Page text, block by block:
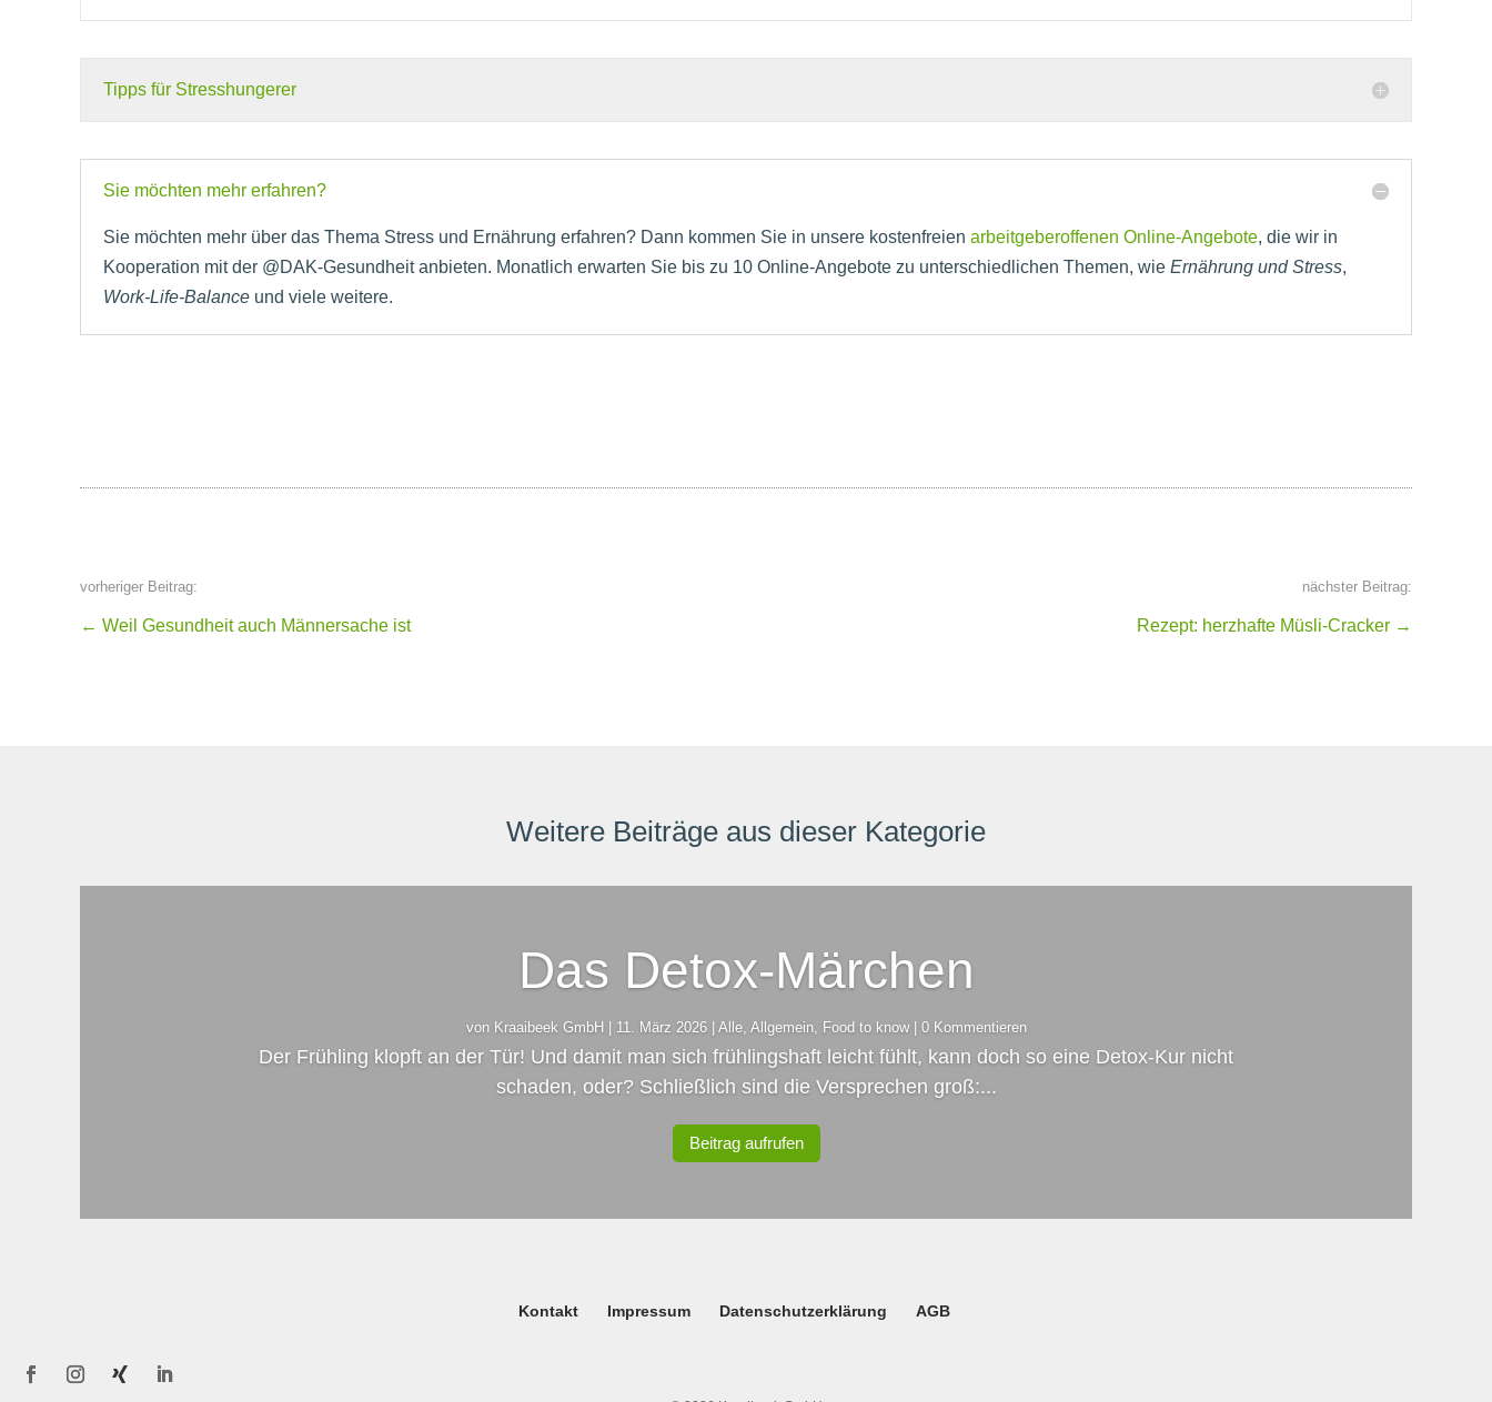
Tipps für Stresshungerer
Sie möchten mehr erfahren?
Sie möchten mehr über das Thema Stress und Ernährung erfahren? Dann kommen Sie in unsere kostenfreien arbeitgeberoffenen Online-Angebote, die wir in
Kooperation mit der @DAK-Gesundheit anbieten. Monatlich erwarten Sie bis zu 10 Online-Angebote zu unterschiedlichen Themen, wie Ernährung und Stress,
Work-Life-Balance und viele weitere.
vorheriger Beitrag: nächster Beitrag:
← Weil Gesundheit auch Männersache ist Rezept: herzhafte Müsli-Cracker →
Weitere Beiträge aus dieser Kategorie
Das Detox-Märchen
von Kraaibeek GmbH| 11. März 2026| Alle, Allgemein, Food to know| 0 Kommentieren
Der Frühling klopft an der Tür! Und damit man sich frühlingshaft leicht fühlt, kann doch so eine Detox-Kur nicht
schaden, oder? Schließlich sind die Versprechen groß:...
Beitrag aufrufen
Kraaibeek GmbH 12. Februar 2026 Allgemein BGM meets BGF
Kontakt Impressum Datenschutzerklärung AGB